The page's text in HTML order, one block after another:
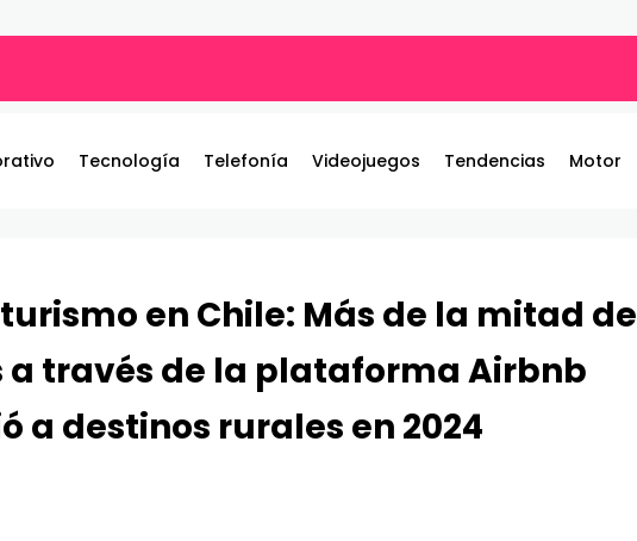
Tecnología Telefonía Videojuegos Tendencias Motor
en Chile: Más de la mitad de
a través de la plataforma Airbnb
a destinos rurales en 2024